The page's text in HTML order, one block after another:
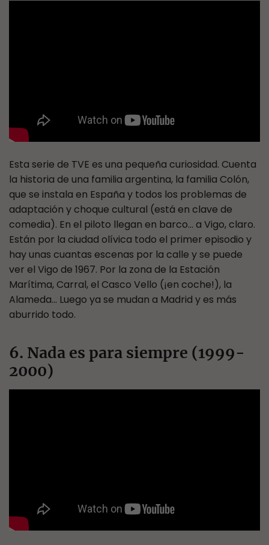
Esta serie de TVE es una pequeña curiosidad. Cuenta
la historia de una familia argentina, la familia Colón,
que se instala en España y todos los problemas de
adaptación y choque cultural (está en clave de
comedia). En el piloto llegan en barco… a Vigo, claro.
Están por la ciudad olívica todo el primer episodio y
hay unas cuantas escenas por la calle y se puede
ver el Vigo de 1967. Por la zona de la Estación
Marítima, Carral, el Casco Vello (¡en coche!), la
Alameda… Luego ya se mudan a Madrid y es más
aburrido todo.
6. Nada es para siempre (1999-
2000)